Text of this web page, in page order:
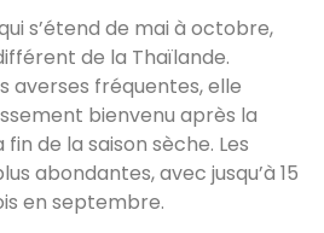
s’étend de mai à octobre,
de la Thaïlande.
averses fréquentes, elle
bienvenu après la
de la saison sèche. Les
abondantes, avec jusqu’à 15
en septembre.